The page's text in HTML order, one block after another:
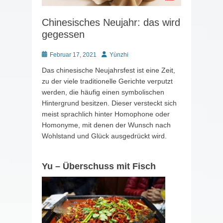
Chinesisches Neujahr: das wird
gegessen
PostedFebruar 17, 2021 AutorYùnzhi
Das chinesische Neujahrsfest ist eine Zeit,
zu der viele traditionelle Gerichte verputzt
werden, die häufig einen symbolischen
Hintergrund besitzen. Dieser versteckt sich
meist sprachlich hinter Homophone oder
Homonyme, mit denen der Wunsch nach
Wohlstand und Glück ausgedrückt wird.
Yu – Überschuss mit Fisch